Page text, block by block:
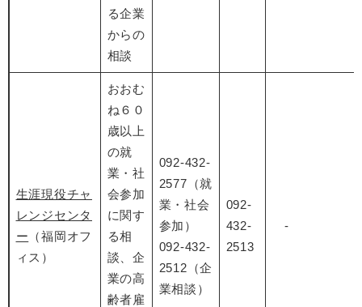
る企業
からの
相談
生涯現役チャ
レンジセンタ
ー （福岡オフ
ィス）
おおむ
ね６０
歳以上
の就
業・社
会参加
に関す
る相
談、企
業の高
齢者雇
092-432-
2577（就
業・社会
参加）
092-432-
2512（企
業相談）
092-
432-
2513
-